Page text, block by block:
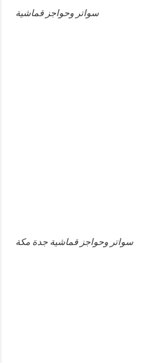
سواتر وحواجز قماشية
سواتر وحواجز قماشية جدة مكة